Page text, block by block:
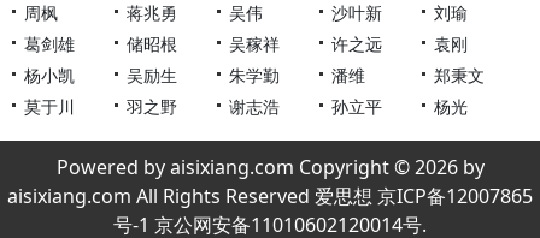
周枫
蒋兆勇 吴伟 沙叶新
刘瑜
葛剑雄
储昭根 吴稼祥 许之远
袁刚
杨小凯
吴励生 朱学勤 潘维
郑秉文
莫于川
羽之野 谢志浩 孙立平 杨光
Powered by aisixiang.com Copyright © 2026 by
aisixiang.com All Rights Reserved 爱思想 京ICP备12007865
号-1 京公网安备11010602120014号.